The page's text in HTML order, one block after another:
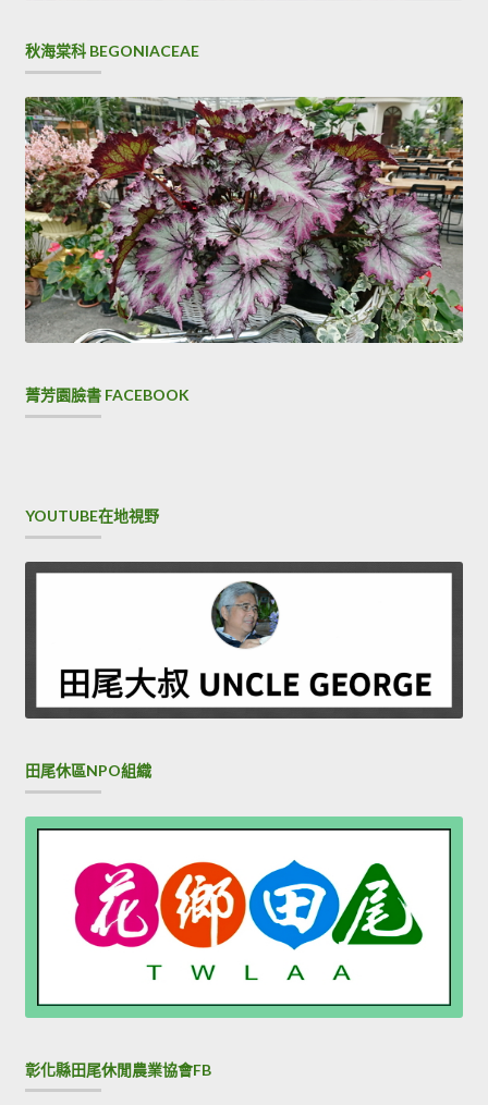
秋海棠科 BEGONIACEAE
菁芳園臉書 FACEBOOK
YOUTUBE在地視野
田尾休區NPO組織
彰化縣田尾休閒農業協會FB